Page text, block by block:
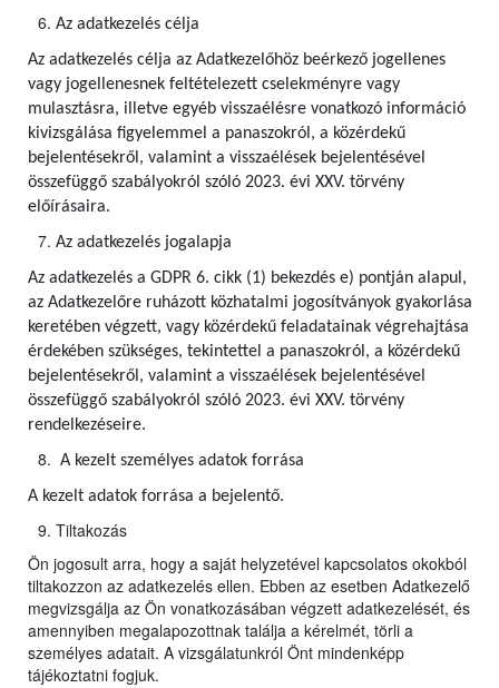
Az adatkezelés célja
Az adatkezelés célja az Adatkezelőhöz beérkező jogellenes
vagy jogellenesnek feltételezett cselekményre vagy
mulasztásra, illetve egyéb visszaélésre vonatkozó információ
kivizsgálása figyelemmel a panaszokról, a közérdekű
bejelentésekről, valamint a visszaélések bejelentésével
összefüggő szabályokról szóló 2023. évi XXV. törvény
előírásaira.
Az adatkezelés jogalapja
Az adatkezelés a GDPR 6. cikk (1) bekezdés e) pontján alapul,
az Adatkezelőre ruházott közhatalmi jogosítványok gyakorlása
keretében végzett, vagy közérdekű feladatainak végrehajtása
érdekében szükséges, tekintettel a panaszokról, a közérdekű
bejelentésekről, valamint a visszaélések bejelentésével
összefüggő szabályokról szóló 2023. évi XXV. törvény
rendelkezéseire.
A kezelt személyes adatok forrása
A kezelt adatok forrása a bejelentő.
Tiltakozás
Ön jogosult arra, hogy a saját helyzetével kapcsolatos okokból
tiltakozzon az adatkezelés ellen. Ebben az esetben Adatkezelő
megvizsgálja az Ön vonatkozásában végzett adatkezelését, és
amennyiben megalapozottnak találja a kérelmét, törli a
személyes adatait. A vizsgálatunkról Önt mindenképp
tájékoztatni fogjuk.